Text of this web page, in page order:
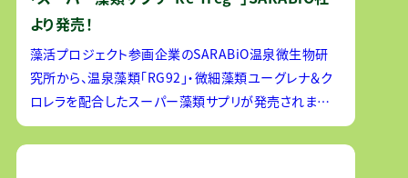
より発売！
藻活プロジェクト参画企業のSARABiO温泉微生物研
究所から、温泉藻類「RG92」・微細藻類ユーグレナ＆ク
ロレラを配合したスーパー藻類サプリが発売されまし
た。 ＜商品特徴＞３つの藻類を掛け合わせることで、守
る・補う・整えるを実